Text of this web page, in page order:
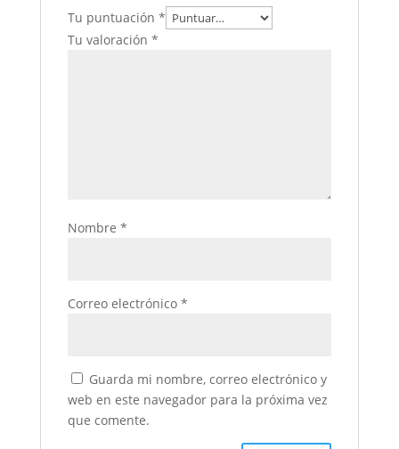
Tu puntuación *
Tu valoración *
Nombre *
Correo electrónico *
Guarda mi nombre, correo electrónico y
web en este navegador para la próxima vez
que comente.